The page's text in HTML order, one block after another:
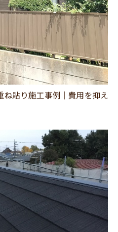
貼り施工事例｜費用を抑え